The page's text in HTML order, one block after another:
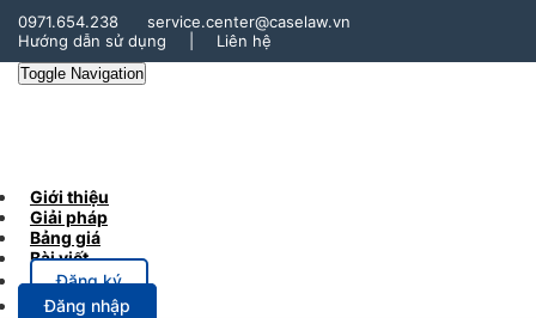
0971.654.238
service.center@caselaw.vn
Hướng dẫn sử dụng
Liên hệ
Toggle Navigation
Giới thiệu
Giải pháp
Bảng giá
Bài viết
Đăng ký
Đăng nhập